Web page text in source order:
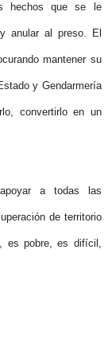
hechos que se le
anular al preso. El
mantener su
y Gendarmería
convertirlo en un
a todas las
de territorio
es pobre, es difícil,